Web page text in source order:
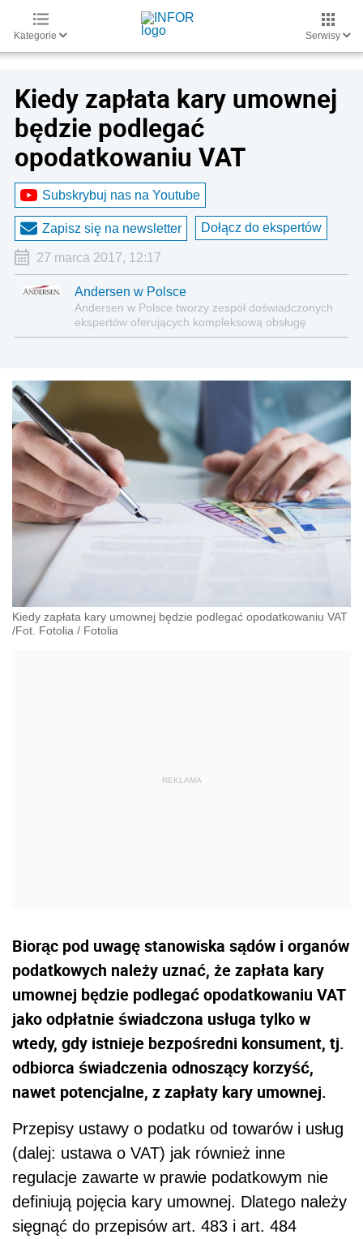
Kategorie Serwisy
Kiedy zapłata kary umownej
będzie podlegać
opodatkowaniu VAT
Subskrybuj nas na Youtube
Zapisz się na newsletter Dołącz do ekspertów
27 marca 2017, 12:17
Andersen w Polsce
Andersen w Polsce tworzy zespół doświadczonych
ekspertów oferujących kompleksową obsługę
prawną, najwyższej klasy doradztwo podatkowe,
Kiedy zapłata kary umownej będzie podlegać opodatkowaniu VAT
/Fot. Fotolia / Fotolia
Biorąc pod uwagę stanowiska sądów i organów
podatkowych należy uznać, że zapłata kary
umownej będzie podlegać opodatkowaniu VAT
jako odpłatnie świadczona usługa tylko w
wtedy, gdy istnieje bezpośredni konsument, tj.
odbiorca świadczenia odnoszący korzyść,
nawet potencjalne, z zapłaty kary umownej.
Przepisy ustawy o podatku od towarów i usług
(dalej: ustawa o VAT) jak również inne
regulacje zawarte w prawie podatkowym nie
definiują pojęcia kary umownej. Dlatego należy
sięgnąć do przepisów art. 483 i art. 484